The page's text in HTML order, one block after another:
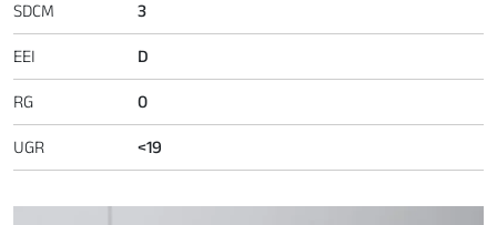
SDCM 3
EEI D
RG 0
UGR <19